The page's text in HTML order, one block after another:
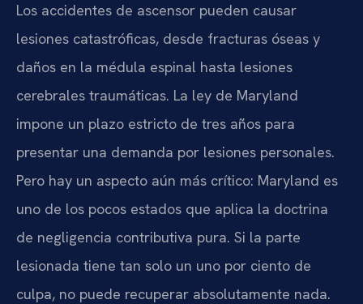
Los accidentes de ascensor pueden causar
lesiones catastróficas, desde fracturas óseas y
daños en la médula espinal hasta lesiones
cerebrales traumáticas. La ley de Maryland
impone un plazo estricto de tres años para
presentar una demanda por lesiones personales.
Pero hay un aspecto aún más crítico: Maryland es
uno de los pocos estados que aplica la doctrina
de negligencia contributiva pura. Si la parte
lesionada tiene tan solo un uno por ciento de
culpa, no puede recuperar absolutamente nada.